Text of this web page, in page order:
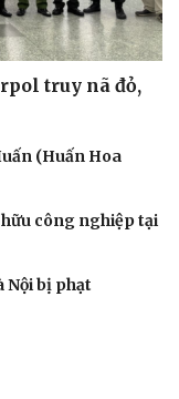
truy nã đỏ,
(Huấn Hoa
công nghiệp tại
Nội bị phạt